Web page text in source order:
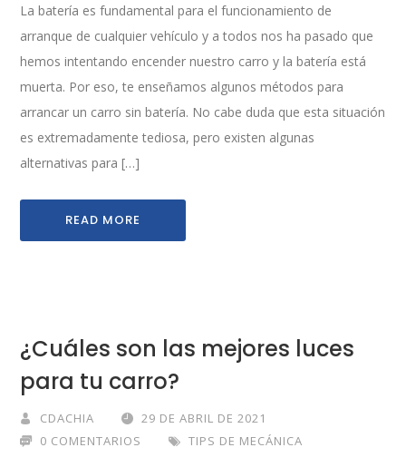
La batería es fundamental para el funcionamiento de
arranque de cualquier vehículo y a todos nos ha pasado que
hemos intentando encender nuestro carro y la batería está
muerta. Por eso, te enseñamos algunos métodos para
arrancar un carro sin batería. No cabe duda que esta situación
es extremadamente tediosa, pero existen algunas
alternativas para […]
READ MORE
¿Cuáles son las mejores luces
para tu carro?
CDACHIA
29 DE ABRIL DE 2021
0 COMENTARIOS
TIPS DE MECÁNICA